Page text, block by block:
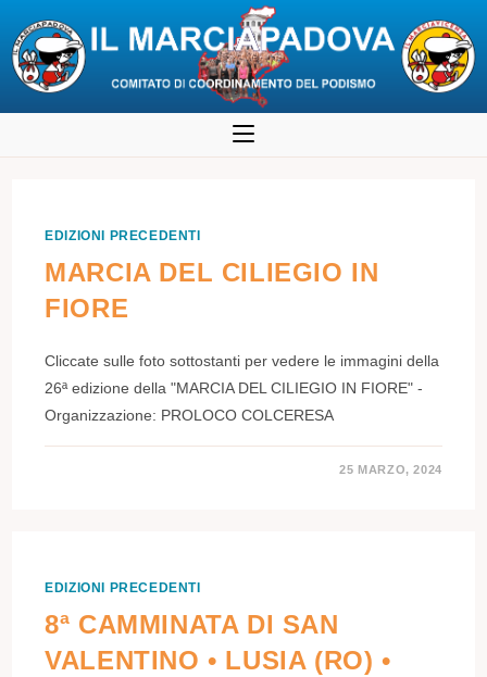
al
EDIZIONI PRECEDENTI
MARCIA DEL CILIEGIO IN
FIORE
Cliccate sulle foto sottostanti per vedere le immagini della
26ª edizione della "MARCIA DEL CILIEGIO IN FIORE" -
Organizzazione: PROLOCO COLCERESA
25 MARZO, 2024
EDIZIONI PRECEDENTI
8ª CAMMINATA DI SAN
VALENTINO • LUSIA (RO) •